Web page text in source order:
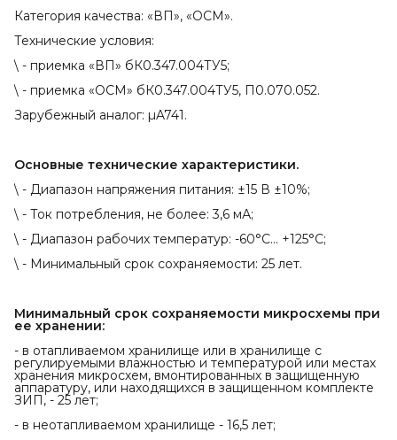
Категория качества: «ВП», «ОСМ».
Технические условия:
\ - приемка «ВП» бК0.347.004ТУ5;
\ - приемка «ОСМ» бК0.347.004ТУ5, П0.070.052.
Зарубежный аналог: µA741.
Основные технические характеристики.
\ - Диапазон напряжения питания: ±15 В ±10%;
\ - Ток потребления, не более: 3,6 мА;
\ - Диапазон рабочих температур: -60°C... +125°С;
\ - Минимальный срок сохраняемости: 25 лет.
Минимальный срок сохраняемости микросхемы при
ее хранении:
- в отапливаемом хранилище или в хранилище с
регулируемыми влажностью и температурой или местах
хранения микросхем, вмонтированных в защищенную
аппаратуру, или находящихся в защищенном комплекте
ЗИП, - 25 лет;
- в неотапливаемом хранилище - 16,5 лет;